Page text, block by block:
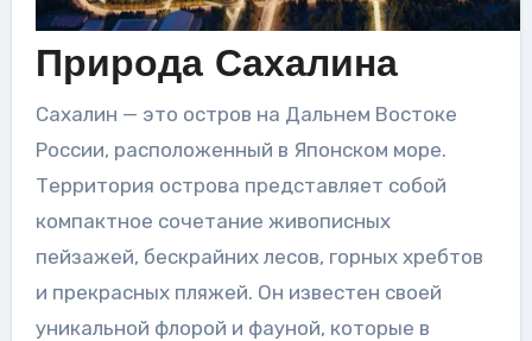
Природа Сахалина
Сахалин — это остров на Дальнем Востоке
России, расположенный в Японском море.
Территория острова представляет собой
компактное сочетание живописных
пейзажей, бескрайних лесов, горных хребтов
и прекрасных пляжей. Он известен своей
уникальной флорой и фауной, которые в